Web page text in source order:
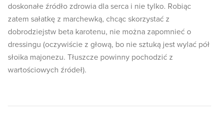
doskonałe źródło zdrowia dla serca i nie tylko. Robiąc
zatem sałatkę z marchewką, chcąc skorzystać z
dobrodziejstw beta karotenu, nie można zapomnieć o
dressingu (oczywiście z głową, bo nie sztuką jest wylać pół
słoika majonezu. Tłuszcze powinny pochodzić z
wartościowych źródeł).